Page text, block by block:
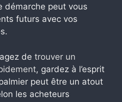
démarche peut vous
futurs avec vos
de trouver un
, gardez à l’esprit
peut être un atout
les acheteurs